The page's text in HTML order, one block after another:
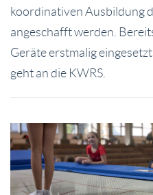
koordinativen Ausbildung
angeschafft werden.
Geräte erstmalig
geht an die KWRS.